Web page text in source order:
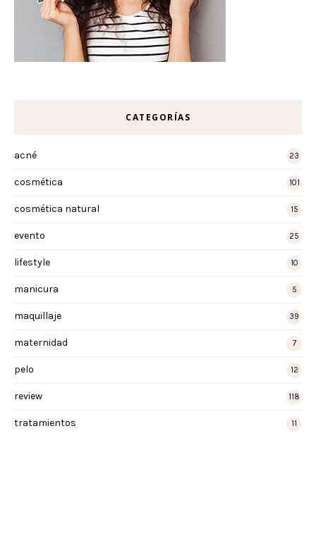
CATEGORÍAS
acné 23
cosmética 101
cosmética natural 15
evento 25
lifestyle 10
manicura 5
maquillaje 39
maternidad 7
pelo 12
review 118
tratamientos 11